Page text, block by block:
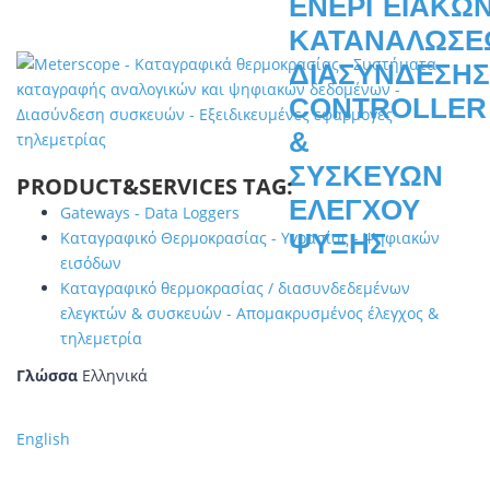
PRODUCT&SERVICES TAG:
Gateways - Data Loggers
Καταγραφικό Θερμοκρασίας - Υγρασίας - Ψηφιακών
εισόδων
Καταγραφικό θερμοκρασίας / διασυνδεδεμένων
ελεγκτών & συσκευών - Απομακρυσμένος έλεγχος &
τηλεμετρία
Γλώσσα Ελληνικά
English